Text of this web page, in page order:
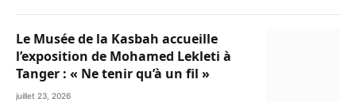
Le Musée de la Kasbah accueille
l’exposition de Mohamed Lekleti à
Tanger : « Ne tenir qu’à un fil »
juillet 23, 2026